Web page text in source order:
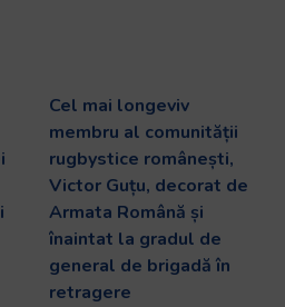
Cel mai longeviv
membru al comunității
rugbystice românești,
Victor Guțu, decorat de
Armata Română și
înaintat la gradul de
general de brigadă în
retragere